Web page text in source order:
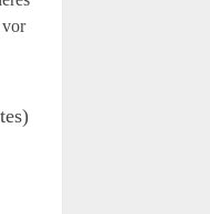
vor